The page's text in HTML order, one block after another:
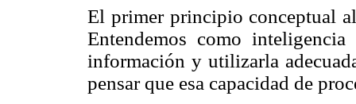
El primer principio conceptual
Entendemos como
información y utilizarla
pensar que esa capacidad de